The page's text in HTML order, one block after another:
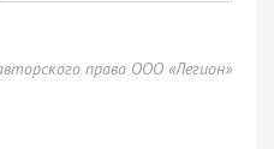
права ООО «Легион»